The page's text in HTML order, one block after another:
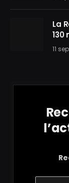
La
130
11